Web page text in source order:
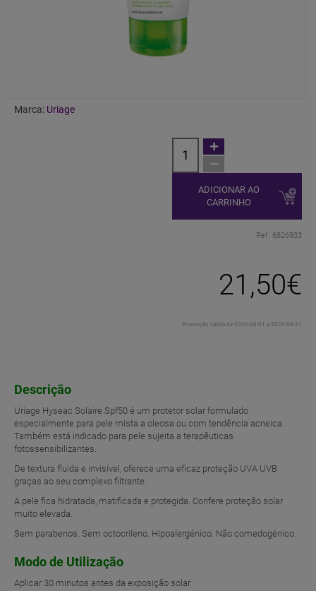
Marca: Uriage
ADICIONAR AO
CARRINHO
Ref. 6826933
21,50€
Promoção válida de 2026-08-01 a 2026-08-31
Descrição
Uriage Hyseac Solaire Spf50 é um protetor solar formulado
especialmente para pele mista a oleosa ou com tendência acneica.
Também está indicado para pele sujeita a terapêuticas
fotossensibilizantes.
De textura fluida e invisível, oferece uma eficaz proteção UVA UVB
graças ao seu complexo filtrante.
A pele fica hidratada, matificada e protegida. Confere proteção solar
muito elevada.
Sem parabenos. Sem octocrileno. Hipoalergénico. Não comedogénico.
Modo de Utilização
Aplicar 30 minutos antes da exposição solar.